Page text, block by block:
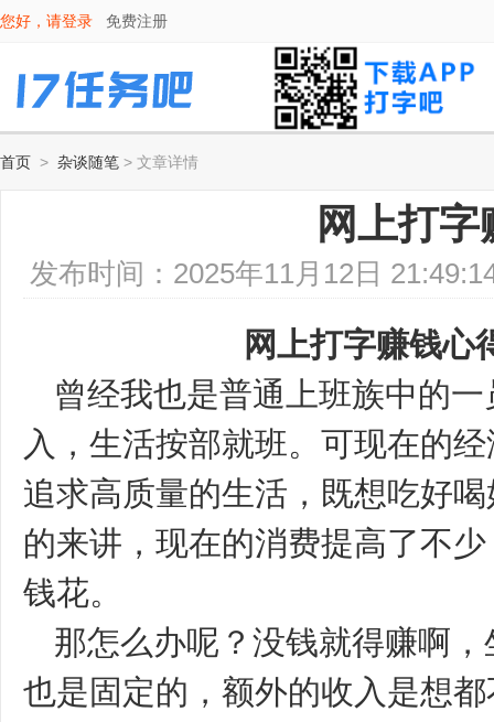
您好，请登录 免费注册
首页 > 杂谈随笔 > 文章详情
网上打
发布时间：2025年11月12日
网上打字赚钱心
曾经我也是普通上班族中的
入，生活按部就班。可现在的
追求高质量的生活，既想吃好
的来讲，现在的消费提高了不
钱花。
那怎么办呢？没钱就得赚啊
也是固定的，额外的收入是想